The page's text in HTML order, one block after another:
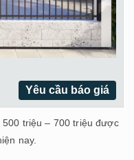
Yêu cầu báo giá
triệu – 700 triệu được
nay.